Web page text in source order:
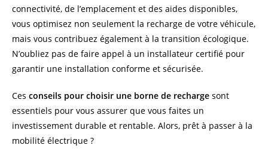
connectivité, de l’emplacement et des aides disponibles,
vous optimisez non seulement la recharge de votre véhicule,
mais vous contribuez également à la transition écologique.
N’oubliez pas de faire appel à un installateur certifié pour
garantir une installation conforme et sécurisée.
Ces conseils pour choisir une borne de recharge sont
essentiels pour vous assurer que vous faites un
investissement durable et rentable. Alors, prêt à passer à la
mobilité électrique ?